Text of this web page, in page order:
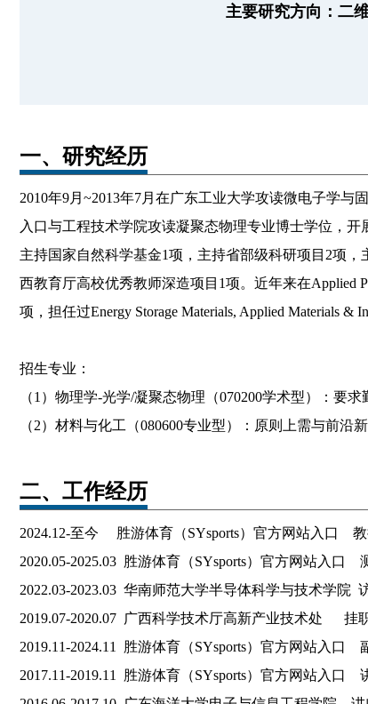
主要研究方向：二
一、研究经历
2010年9月~2013年7月在广东工业大学攻读微电子学与
入口与工程技术学院攻读凝聚态物理专业博士学位，
主持国家自然科学基金1项，主持省部级科研项目2项
西教育厅高校优秀教师深造项目1项。近年来在Applied
项，担任过Energy Storage Materials, Applied Materials &
招生专业：
（1）物理学-光学/凝聚态物理（070200学术型）：要
（2）材料与化工（080600专业型）：原则上需与前沿
二、工作经历
2024.12-至今 胜游体育（SYsports）官方网站入口
2020.05-2025.03 胜游体育（SYsports）官方网站入口
2022.03-2023.03 华南师范大学半导体科学与技术学院
2019.07-2020.07 广西科学技术厅高新产业技术处 挂
2019.11-2024.11 胜游体育（SYsports）官方网站入口
2017.11-2019.11 胜游体育（SYsports）官方网站入口